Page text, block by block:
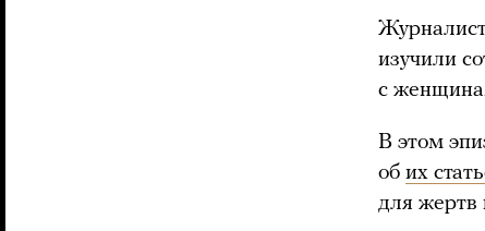
изучили
с
В этом
об их
для жертв